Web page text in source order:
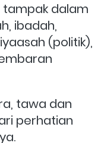
tampak dalam
ibadah,
(politik),
tawa dan
perhatian